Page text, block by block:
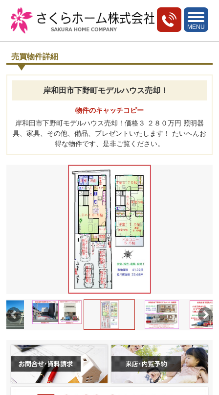
toggle
MENU
売買物件詳細
岸和田市下野町モデルハウス売却！
物件のキャッチコピー
岸和田市下野町モデルハウス売却！価格３ ２８０万円 照明器
具、家具、その他、備品、プレゼントいたします！ たいへんお
得な物件です、是非ご覧ください。